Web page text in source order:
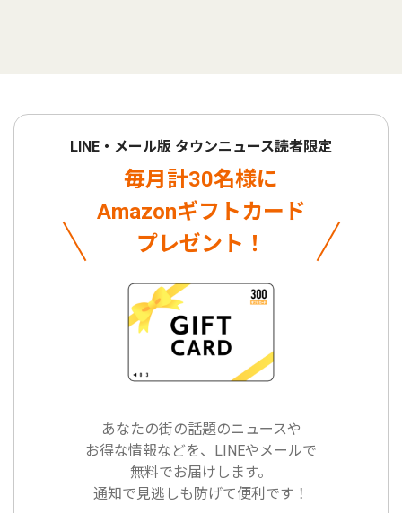
LINE・メール版 タウンニュース読者限定
毎月計30名様に
Amazonギフトカード
プレゼント！
あなたの街の話題のニュースや
お得な情報などを、LINEやメールで
無料でお届けします。
通知で見逃しも防げて便利です！